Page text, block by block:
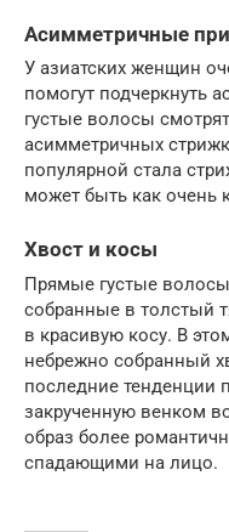
Асимметричные
У азиатских женщин
помогут подчеркнуть
густые волосы
асимметричных
популярной стала
может быть как очень
Хвост и косы
Прямые густые
собранные в толстый
в красивую косу. В
небрежно собранный
последние тенденции
закрученную венком
образ более
спадающими на лицо.